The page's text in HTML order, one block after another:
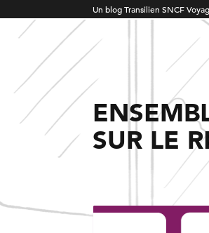
Un blog Transilien SNCF
SUR LE